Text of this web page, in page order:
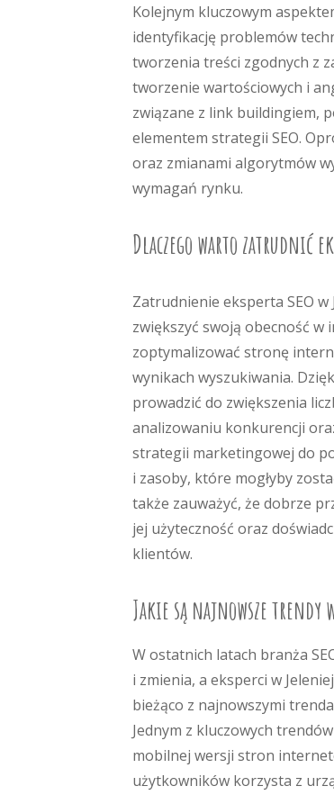
Kolejnym kluczowym
identyfikację problemów
tworzenia treści zgodnych z
tworzenie wartościowych i
związane z link buildingiem,
elementem strategii SEO.
oraz zmianami algorytmów
wymagań rynku.
Dlaczego warto zatrudnić
Zatrudnienie eksperta SEO
zwiększyć swoją obecność
zoptymalizować stronę
wynikach wyszukiwania.
prowadzić do zwiększenia
analizowaniu konkurencji
strategii marketingowej do
i zasoby, które mogłyby
także zauważyć, że dobrze
jej użyteczność oraz
klientów.
Jakie są najnowsze trendy
W ostatnich latach branża
i zmienia, a eksperci w
bieżąco z najnowszymi
Jednym z kluczowych
mobilnej wersji stron
użytkowników korzysta z